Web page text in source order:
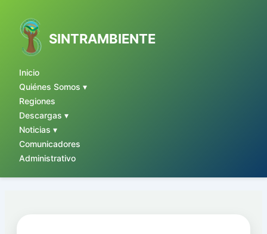
SINTRAMBIENTE
Inicio
Quiénes Somos ▾
Regiones
Descargas ▾
Noticias ▾
Comunicadores
Administrativo
contenido